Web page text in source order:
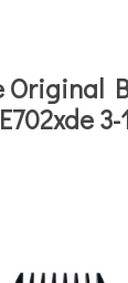
Original
3-